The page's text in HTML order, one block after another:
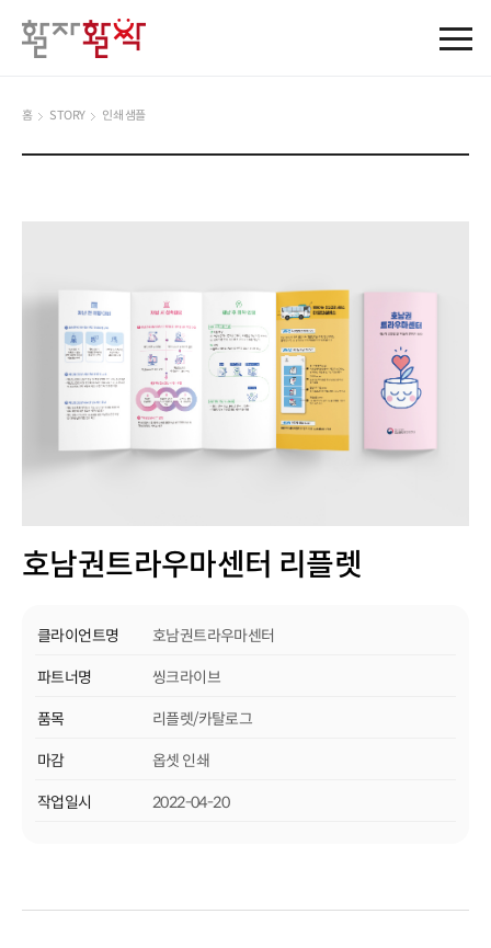
홈 STORY 인쇄 샘플
호남권트라우마센터 리플렛
클라이언트명 호남권트라우마센터
파트너명 씽크라이브
품목 리플렛/카탈로그
마감 옵셋 인쇄
작업일시 2022-04-20